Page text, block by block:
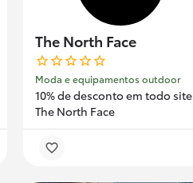
The North Face
Moda e equipamentos outdoor
10% de desconto em todo site
The North Face